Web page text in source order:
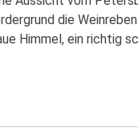
die
Himmel, ein richtig